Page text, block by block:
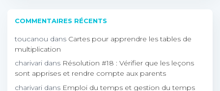
COMMENTAIRES RÉCENTS
toucanou dans Cartes pour apprendre les tables de
multiplication
charivari dans Résolution #18 : Vérifier que les leçons
sont apprises et rendre compte aux parents
charivari dans Emploi du temps et gestion du temps